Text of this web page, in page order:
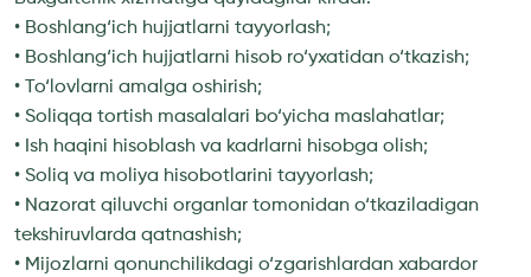
• Boshlang‘ich hujjatlarni tayyorlash;
• Boshlang‘ich hujjatlarni hisob ro‘yxatidan o‘tkazish;
• To‘lovlarni amalga oshirish;
• Soliqqa tortish masalalari bo‘yicha maslahatlar;
• Ish haqini hisoblash va kadrlarni hisobga olish;
• Soliq va moliya hisobotlarini tayyorlash;
• Nazorat qiluvchi organlar tomonidan o‘tkaziladigan
tekshiruvlarda qatnashish;
• Mijozlarni qonunchilikdagi o‘zgarishlardan xabardor